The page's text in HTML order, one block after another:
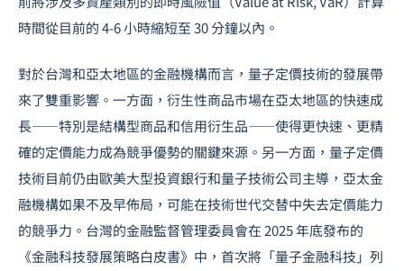
時間從目前的 4-6 小時縮短至 30 分鐘以內。
對於台灣和亞太地區的金融機構而言，量子定價技術的發展帶
來了雙重影響。一方面，衍生性商品市場在亞太地區的快速成
長——特別是結構型商品和信用衍生品——使得更快速、更精
確的定價能力成為競爭優勢的關鍵來源。另一方面，量子定價
技術目前仍由歐美大型投資銀行和量子技術公司主導，亞太金
融機構如果不及早佈局，可能在技術世代交替中失去定價能力
的競爭力。台灣的金融監督管理委員會在 2025 年底發布的
《金融科技發展策略白皮書》中，首次將「量子金融科技」列